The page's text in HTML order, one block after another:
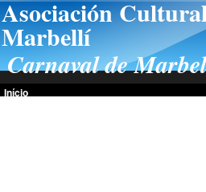
Asociación
Marbellí
Carnaval de
Início